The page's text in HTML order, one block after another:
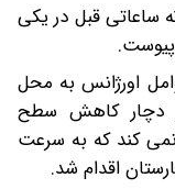
ساعاتی قبل در یکی
اورژانس به محل
دچار کاهش سطح
کند که به سرعت
اقدام شد.